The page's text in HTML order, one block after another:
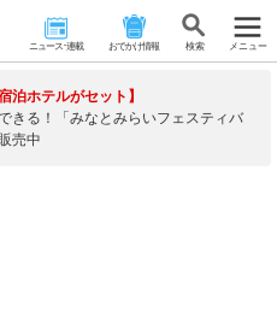
ニュース･連載 おでかけ情報 検 索 メニュー
泊ホテルがセット】
きる！「みなとみらいフェスティバ
売中